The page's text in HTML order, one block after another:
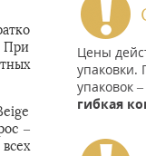
При
–
Цены
упаковки.
упаковок
гибкая